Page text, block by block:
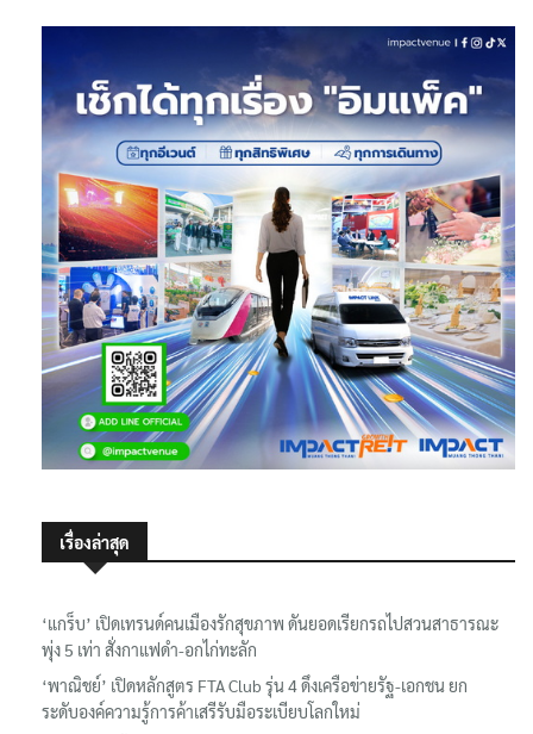
เรื่องล่าสุด
‘แกร็บ’ เปิดเทรนด์คนเมืองรักสุขภาพ ดันยอดเรียกรถไปสวนสาธารณะ
พุ่ง 5 เท่า สั่งกาแฟดำ-อกไก่ทะลัก
‘พาณิชย์’ เปิดหลักสูตร FTA Club รุ่น 4 ดึงเครือข่ายรัฐ-เอกชน ยก
ระดับองค์ความรู้การค้าเสรีรับมือระเบียบโลกใหม่